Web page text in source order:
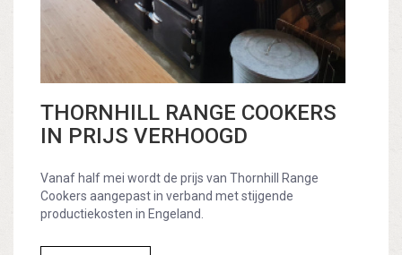
THORNHILL RANGE COOKERS
IN PRIJS VERHOOGD
Vanaf half mei wordt de prijs van Thornhill Range
Cookers aangepast in verband met stijgende
productiekosten in Engeland.